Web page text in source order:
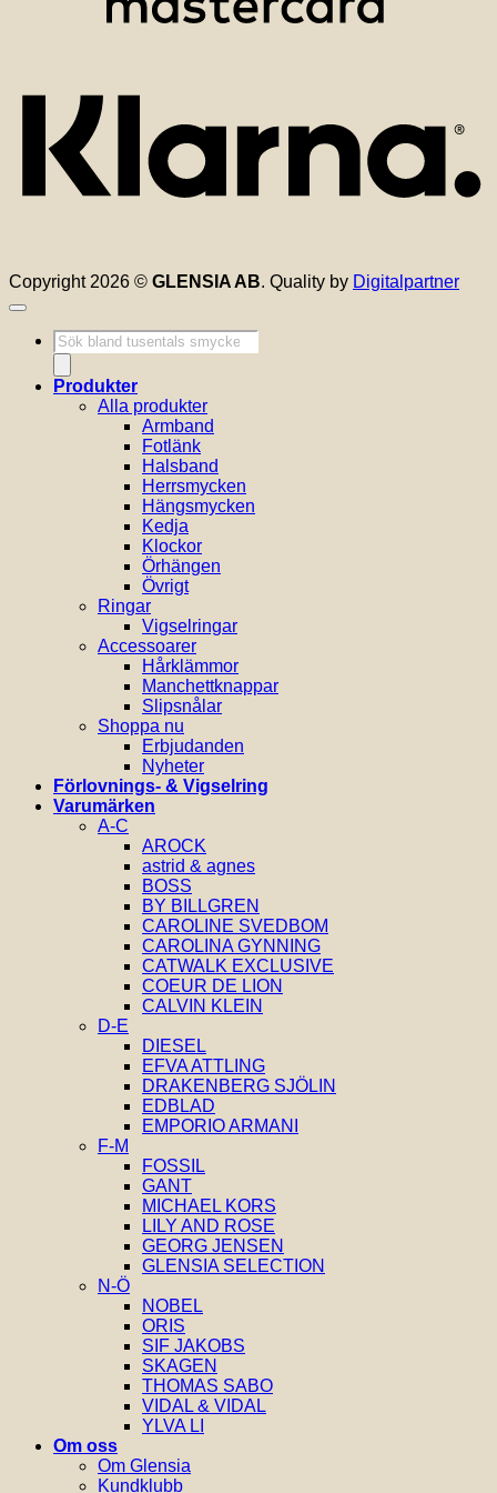
Copyright 2026 © GLENSIA AB. Quality by Digitalpartner
Produktsökning
Produkter
Alla produkter
Armband
Fotlänk
Halsband
Herrsmycken
Hängsmycken
Kedja
Klockor
Örhängen
Övrigt
Ringar
Vigselringar
Accessoarer
Hårklämmor
Manchettknappar
Slipsnålar
Shoppa nu
Erbjudanden
Nyheter
Förlovnings- & Vigselring
Varumärken
A-C
AROCK
astrid & agnes
BOSS
BY BILLGREN
CAROLINE SVEDBOM
CAROLINA GYNNING
CATWALK EXCLUSIVE
COEUR DE LION
CALVIN KLEIN
D-E
DIESEL
EFVA ATTLING
DRAKENBERG SJÖLIN
EDBLAD
EMPORIO ARMANI
F-M
FOSSIL
GANT
MICHAEL KORS
LILY AND ROSE
GEORG JENSEN
GLENSIA SELECTION
N-Ö
NOBEL
ORIS
SIF JAKOBS
SKAGEN
THOMAS SABO
VIDAL & VIDAL
YLVA LI
Om oss
Om Glensia
Kundklubb